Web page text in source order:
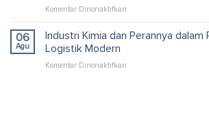
dan
Komentar Dinonaktifkan
Makanan
Internasional
06
Agu
Industri Kimia dan Perannya dalam
Logistik Modern
Komentar Dinonaktifkan